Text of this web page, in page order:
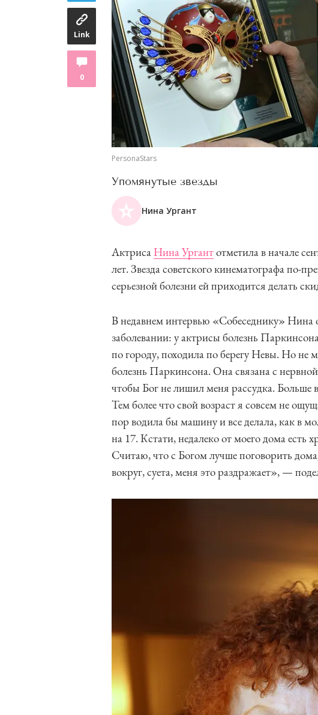
Link
0
PersonaStars
Упомянутые звезды
Нина Ургант
Актриса Нина Ургантотметила в начале
лет. Звезда советского кинематографа по-
серьезной болезни ей приходится делать
В недавнем интервью «Собеседнику» Нина
заболевании: у актрисы болезнь
по городу, походила по берегу Невы. Но не
болезнь Паркинсона. Она связана с
чтобы Бог не лишил меня рассудка. Больше
Тем более что свой возраст я совсем не
пор водила бы машину и все делала, как в
на 17. Кстати, недалеко от моего дома есть
Считаю, что с Богом лучше поговорить
вокруг, суета, меня это раздражает», —